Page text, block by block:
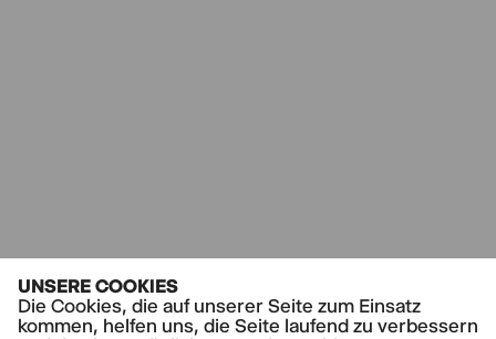
UNSERE COOKIES
Die Cookies, die auf unserer Seite zum Einsatz
kommen, helfen uns, die Seite laufend zu verbessern